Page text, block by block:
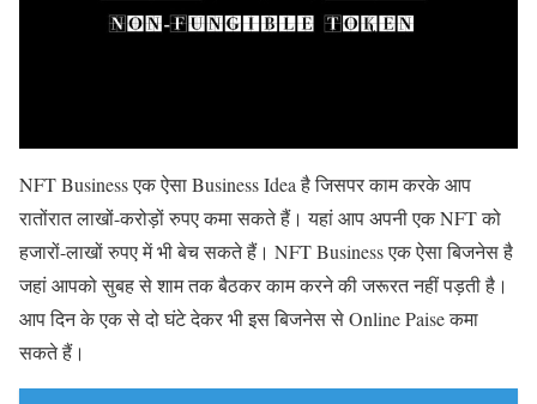
NFT Business एक ऐसा Business Idea है जिसपर काम करके आप
रातोंरात लाखों-करोड़ों रुपए कमा सकते हैं। यहां आप अपनी एक NFT को
हजारों-लाखों रुपए में भी बेच सकते हैं। NFT Business एक ऐसा बिजनेस है
जहां आपको सुबह से शाम तक बैठकर काम करने की जरूरत नहीं पड़ती है।
आप दिन के एक से दो घंटे देकर भी इस बिजनेस से Online Paise कमा
सकते हैं।